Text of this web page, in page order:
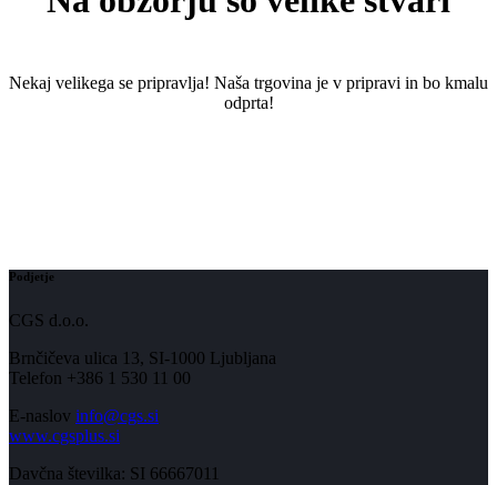
Nekaj ​​velikega se pripravlja! Naša trgovina je v pripravi in ​​bo kmalu
odprta!
Podjetje
CGS d.o.o.
Brnčičeva ulica 13, SI-1000 Ljubljana
Telefon +386 1 530 11 00
E-naslov info@cgs.si
www.cgsplus.si
Davčna številka: SI 66667011